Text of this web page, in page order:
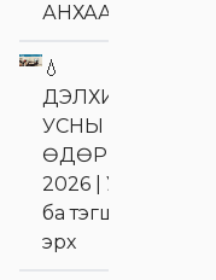
АНХААРАЛД
💧
ДЭЛХИЙН
УСНЫ
ӨДӨР
2026 | Ус
ба тэгш
эрх